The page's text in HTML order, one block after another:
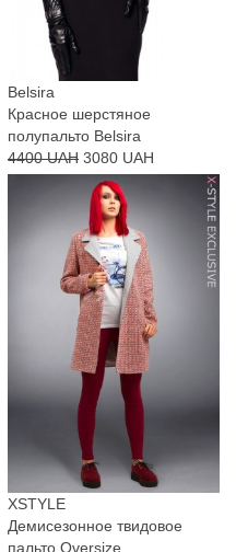
Belsira
Красное шерстяное
полупальто Belsira
4400 UAH 3080 UAH
XSTYLE
Демисезонное твидовое
пальто Oversize